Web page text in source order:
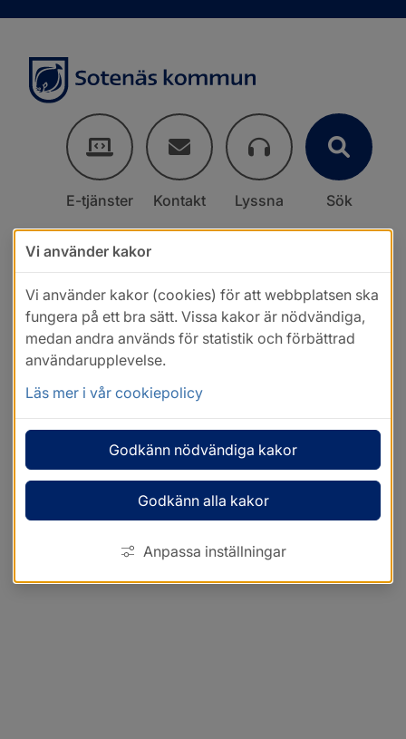
E-tjänster Kontakt Lyssna Sök
Vi använder kakor
Vi använder kakor (cookies) för att webbplatsen ska
fungera på ett bra sätt. Vissa kakor är nödvändiga,
medan andra används för statistik och förbättrad
användarupplevelse.
Läs mer i vår cookiepolicy
Godkänn nödvändiga kakor
Godkänn alla kakor
Anpassa inställningar